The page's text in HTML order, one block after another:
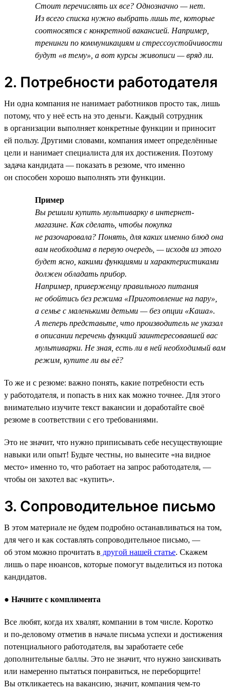
Стоит перечислять их все? Однозначно — нет.
Из всего списка нужно выбрать лишь те, которые
соотносятся с конкретной вакансией. Например,
тренинги по коммуникациям и стрессоустойчивости
будут «в тему», а вот курсы живописи — вряд ли.
2. Потребности работодателя
Ни одна компания не нанимает работников просто так, лишь
потому, что у неё есть на это деньги. Каждый сотрудник
в организации выполняет конкретные функции и приносит
ей пользу. Другими словами, компания имеет определённые
цели и нанимает специалиста для их достижения. Поэтому
задача кандидата — показать в резюме, что именно
он способен хорошо выполнять эти функции.
Пример
Вы решили купить мультиварку в интернет-
магазине. Как сделать, чтобы покупка
не разочаровала? Понять, для каких именно блюд она
вам необходима в первую очередь, — исходя из этого
будет ясно, какими функциями и характеристиками
должен обладать прибор.
Например, приверженцу правильного питания
не обойтись без режима «Приготовление на пару»,
а семье с маленькими детьми — без опции «Каша».
А теперь представьте, что производитель не указал
в описании перечень функций заинтересовавшей вас
мультиварки. Не зная, есть ли в ней необходимый вам
режим, купите ли вы её?
То же и с резюме: важно понять, какие потребности есть
у работодателя, и попасть в них как можно точнее. Для этого
внимательно изучите текст вакансии и доработайте своё
резюме в соответствии с его требованиями.
Это не значит, что нужно приписывать себе несуществующие
навыки или опыт! Будьте честны, но вынесите «на видное
место» именно то, что работает на запрос работодателя, —
чтобы он захотел вас «купить».
3. Сопроводительное письмо
В этом материале не будем подробно останавливаться на том,
для чего и как составлять сопроводительное письмо, —
об этом можно прочитать в другой нашей статье. Скажем
лишь о паре нюансов, которые помогут выделиться из потока
кандидатов.
● Начните с комплимента
Все любят, когда их хвалят, компании в том числе. Коротко
и по-деловому отметив в начале письма успехи и достижения
потенциального работодателя, вы заработаете себе
дополнительные баллы. Это не значит, что нужно заискивать
или намеренно пытаться понравиться, не переборщите!
Вы откликаетесь на вакансию, значит, компания чем-то